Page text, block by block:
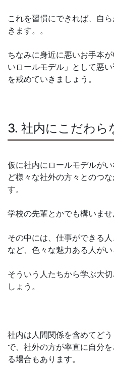
これを習慣にできれば、自
きます。。
ちなみに身近に悪いお手本
いロールモデル」として悪
を戒めていきましょう。
3. 社内にこだわら
仮に社内にロールモデルが
ど様々な社外の方々とのつ
す。
学校の先輩とかでも構いませ
その中には、仕事ができる
など、色々な魅力ある人がい
そういう人たちから学ぶ大
しょう。
社内は人間関係を含めてど
で、社外の方が率直に自分
る場合もあります。